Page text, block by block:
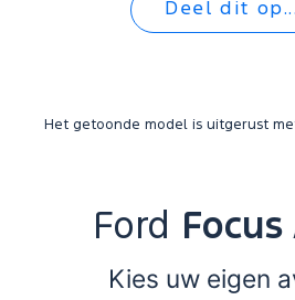
Deel dit op...
Het getoonde model is uitgerust
Ford
Kies uw eigen